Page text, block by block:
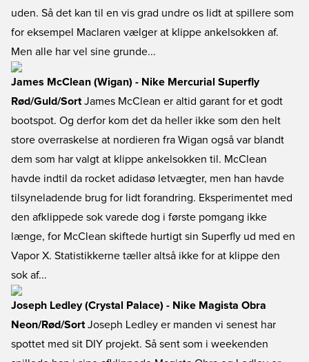
uden. Så det kan til en vis grad undre os lidt at spillere som
for eksempel Maclaren vælger at klippe ankelsokken af.
Men alle har vel sine grunde...
James McClean (Wigan) - Nike Mercurial Superfly
Rød/Guld/Sort James McClean er altid garant for et godt
bootspot. Og derfor kom det da heller ikke som den helt
store overraskelse at nordieren fra Wigan også var blandt
dem som har valgt at klippe ankelsokken til. McClean
havde indtil da rocket adidasø letvægter, men han havde
tilsyneladende brug for lidt forandring. Eksperimentet med
den afklippede sok varede dog i første pomgang ikke
længe, for McClean skiftede hurtigt sin Superfly ud med en
Vapor X. Statistikkerne tæller altså ikke for at klippe den
sok af...
Joseph Ledley (Crystal Palace) - Nike Magista Obra
Neon/Rød/Sort Joseph Ledley er manden vi senest har
spottet med sit DIY projekt. Så sent som i weekenden